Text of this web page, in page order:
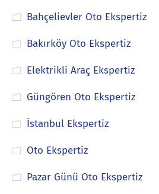
Bahçelievler Oto Ekspertiz
Bakırköy Oto Ekspertiz
Elektrikli Araç Ekspertiz
Güngören Oto Ekspertiz
İstanbul Ekspertiz
Oto Ekspertiz
Pazar Günü Oto Ekspertiz